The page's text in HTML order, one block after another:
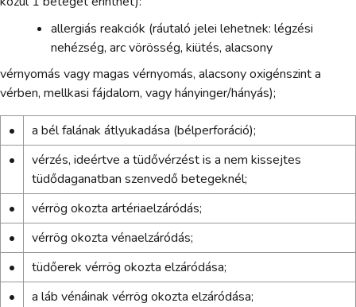
allergiás reakciók (ráutaló jelei lehetnek: légzési
nehézség, arc vörösség, kiütés, alacsony
vérnyomás vagy magas vérnyomás, alacsony oxigénszint a
vérben, mellkasi fájdalom, vagy hányinger/hányás);
•
a bél falának átlyukadása (bélperforáció);
•
vérzés, ideértve a tüdővérzést is a nem kissejtes
tüdődaganatban szenvedő betegeknél;
•
vérrög okozta artériaelzáródás;
•
vérrög okozta vénaelzáródás;
•
tüdőerek vérrög okozta elzáródása;
•
a láb vénáinak vérrög okozta elzáródása;